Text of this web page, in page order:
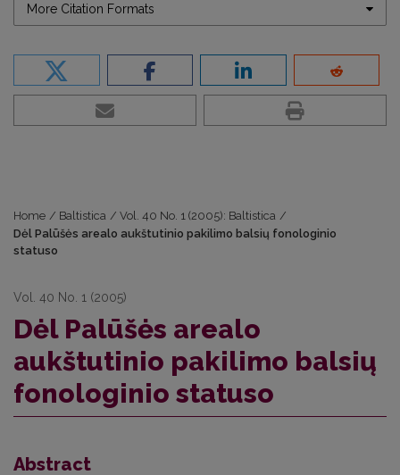
More Citation Formats
Home / Baltistica / Vol. 40 No. 1 (2005): Baltistica /
Dėl Palūšės arealo aukštutinio pakilimo balsių fonologinio
statuso
Vol. 40 No. 1 (2005)
Dėl Palūšės arealo
aukštutinio pakilimo balsių
fonologinio statuso
Abstract